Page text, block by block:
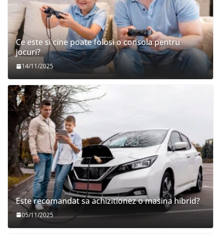
Ce este si cine poate folosi o consola pentru
jocuri?
14/11/2025
Este recomandat sa achizitionez o masina hibrid?
05/11/2025